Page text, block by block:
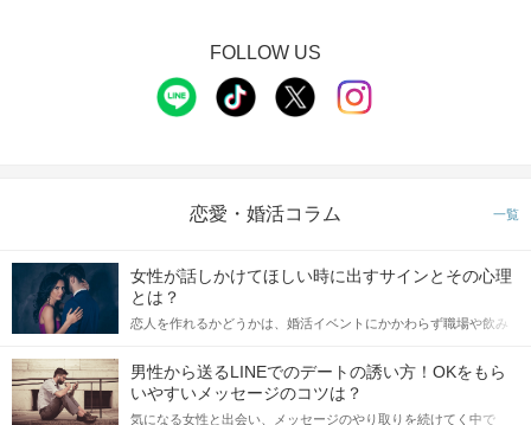
FOLLOW US
恋愛・婚活コラム 一覧
女性が話しかけてほしい時に出すサインとその心理
とは？
恋人を作れるかどうかは、婚活イベントにかかわらず職場や飲み
てアプローチできるかにも左右されます。 これから恋人作りを本
格的に始めようとしている方は、女性が異性を求めて出すサイン
をしっかりと理解し、正しい行動に移せるかどうかが重要。 この
男性から送るLINEでのデートの誘い方！OKをもら
いやすいメッセージのコツは？
気になる女性と出会い、メッセージのやり取りを続けてく中で